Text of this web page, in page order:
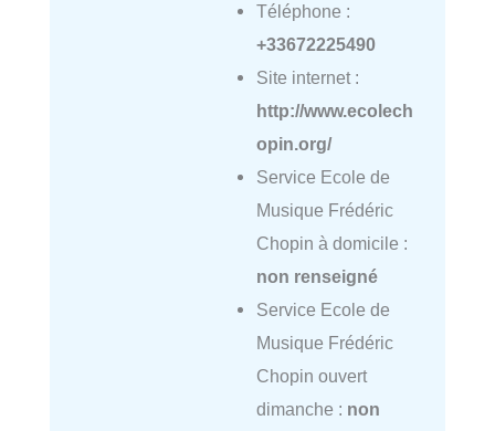
Téléphone :
+33672225490
Site internet :
http://www.ecolech
opin.org/
Service Ecole de
Musique Frédéric
Chopin à domicile :
non renseigné
Service Ecole de
Musique Frédéric
Chopin ouvert
dimanche : non